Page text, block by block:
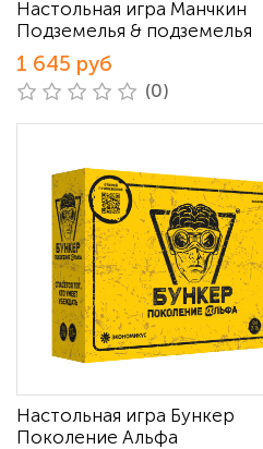
Настольная игра Манчкин
Подземелья & подземелья
1 645 руб
(0)
Настольная игра Бункер
Поколение Альфа